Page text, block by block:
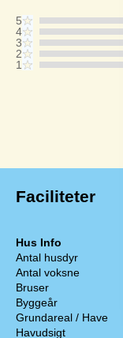
5
4
3
2
1
Faciliteter
Hus Info
Antal husdyr
Antal voksne
Bruser
Byggeår
Grundareal / Have
Havudsigt